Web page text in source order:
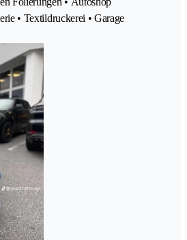
• Textildruckerei • Garage